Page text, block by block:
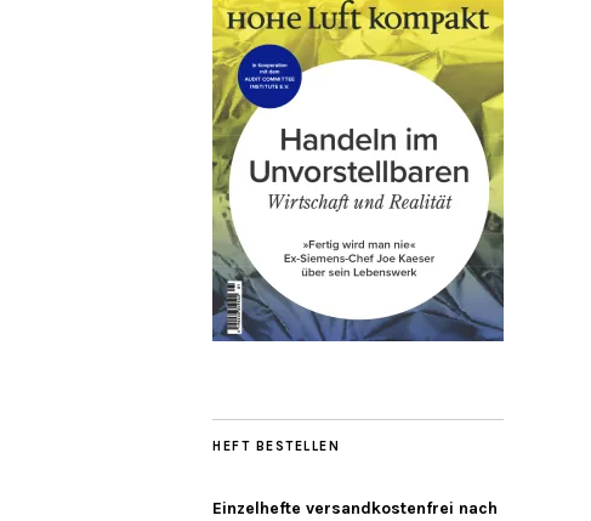
HEFT BESTELLEN
Einzelhefte versandkostenfrei nach